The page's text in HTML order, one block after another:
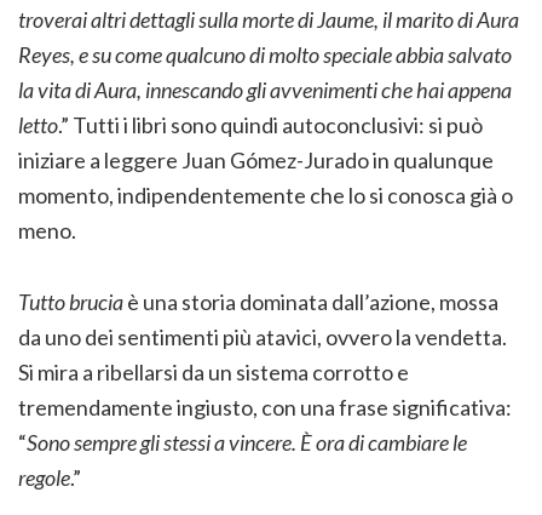
troverai altri dettagli sulla morte di Jaume, il marito di Aura
Reyes, e su come qualcuno di molto speciale abbia salvato
la vita di Aura, innescando gli avvenimenti che hai appena
letto.” Tutti i libri sono quindi autoconclusivi: si può
iniziare a leggere Juan Gómez-Jurado in qualunque
momento, indipendentemente che lo si conosca già o
meno.
Tutto bruciaè una storia dominata dall’azione, mossa
da uno dei sentimenti più atavici, ovvero la vendetta.
Si mira a ribellarsi da un sistema corrotto e
tremendamente ingiusto, con una frase significativa:
“Sono sempre gli stessi avincere. È ora di cambiare le
regole.”